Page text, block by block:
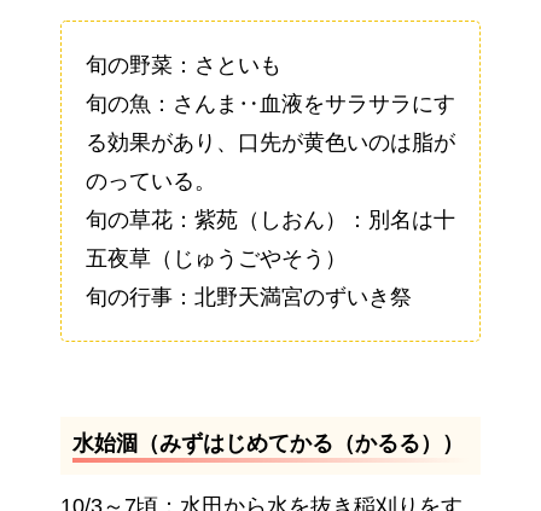
旬の野菜：さといも
旬の魚：さんま‥血液をサラサラにす
る効果があり、口先が黄色いのは脂が
のっている。
旬の草花：紫苑（しおん）：別名は十
五夜草（じゅうごやそう）
旬の行事：北野天満宮のずいき祭
水始涸（みずはじめてかる（かるる））